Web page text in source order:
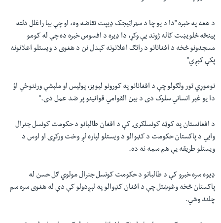
د هغه په خبره "دا د يو چا د سټراټيجک ډيپت تقاضه وه، او چې بيا راغلل دلته
پينځه څلويښت کاله ژوند یې وکړ، دا ډيره د افسوس خبره ده چې له کومو
مسجدونو څخه د افغانانو د راتګ اعلانونه کېدل نن د هغوی د ويستلو اعلانونه
پکې کېږي"
نوموړي تور ولګولو چې د افغانانو په کورونو ليويز، پوليس او ملېشې ورننوځي اؤ
دا يو غېر انساني سلوک دی د بين القوامي قوانينو پر ضد عمل دی."
د افغانستان په کوټه کونسلګرۍ کې د افغان طالبانو د حکومت کونسل جنرال
وايي د پاکستان حکومت د کډوالو د ويستلو لپاره لږ وخت ورکړی او اوس د
ويستلو طريقه يې هم سمه نه ده.
ډیوه سره خبرو کې د طالبانو د حکومت کونسل جنرال مولوي ګل حسن له
پاکستان څخه وغوښتل چې د افغان کډوالو په لېږدولو کې دې له هغوی سره سم
چلند وشي.